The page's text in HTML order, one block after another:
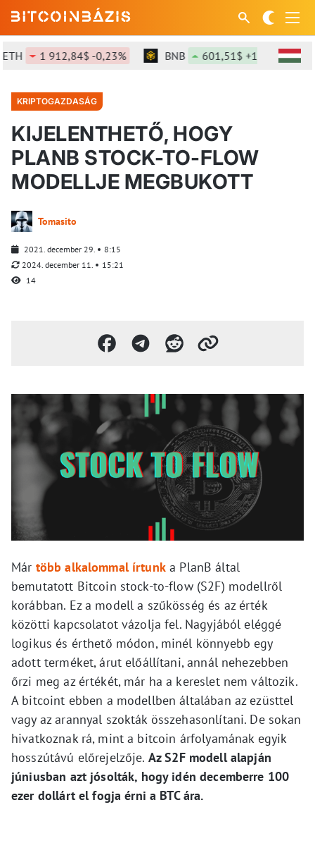
1 912,84$ -0,23% BNB 601,51$ +1,51%
KRIPTOGAZDASÁG
KIJELENTHETŐ, HOGY
PLANB STOCK-TO-FLOW
MODELLJE MEGBUKOTT
Tomasito
2021. december 29.
8:15
2024. december 11.
15:21
14
Már több alkalommal írtunka PlanB által
bemutatott Bitcoin stock-to-flow (S2F) modellről
korábban. Ez a modell a szűkösség és az érték
közötti kapcsolatot vázolja fel. Nagyjából eléggé
logikus és érthető módon, minél könnyebb egy
adott terméket, árut előállítani, annál nehezebben
őrzi meg az értékét, már ha a kereslet nem változik.
A bitcoint ebben a modellben általában az ezüsttel
vagy az arannyal szokták összehasonlítani. De sokan
hivatkoznak rá, mint a bitcoin árfolyamának egyik
hosszútávú előrejelzője. Az S2F modell alapján
júniusban azt jósolták, hogy idén decemberre 100
ezer dollárt el fogja érni a BTC ára.